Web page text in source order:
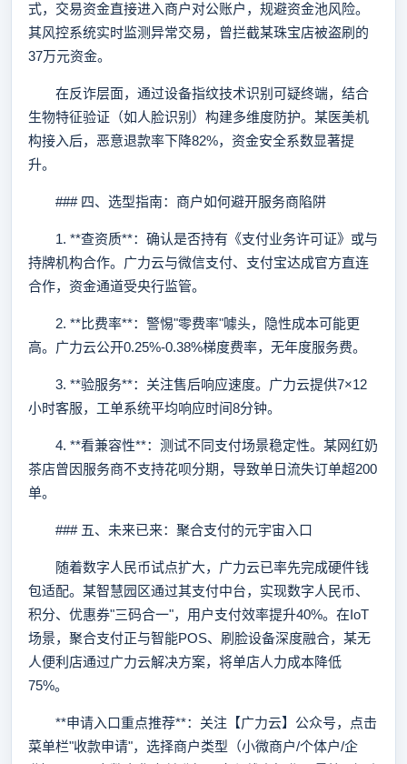
式，交易资金直接进入商户对公账户，规避资金池风险。
其风控系统实时监测异常交易，曾拦截某珠宝店被盗刷的
37万元资金。
在反诈层面，通过设备指纹技术识别可疑终端，结合
生物特征验证（如人脸识别）构建多维度防护。某医美机
构接入后，恶意退款率下降82%，资金安全系数显著提
升。
### 四、选型指南：商户如何避开服务商陷阱
1. **查资质**：确认是否持有《支付业务许可证》或与
持牌机构合作。广力云与微信支付、支付宝达成官方直连
合作，资金通道受央行监管。
2. **比费率**：警惕"零费率"噱头，隐性成本可能更
高。广力云公开0.25%-0.38%梯度费率，无年度服务费。
3. **验服务**：关注售后响应速度。广力云提供7×12
小时客服，工单系统平均响应时间8分钟。
4. **看兼容性**：测试不同支付场景稳定性。某网红奶
茶店曾因服务商不支持花呗分期，导致单日流失订单超200
单。
### 五、未来已来：聚合支付的元宇宙入口
随着数字人民币试点扩大，广力云已率先完成硬件钱
包适配。某智慧园区通过其支付中台，实现数字人民币、
积分、优惠券"三码合一"，用户支付效率提升40%。在IoT
场景，聚合支付正与智能POS、刷脸设备深度融合，某无
人便利店通过广力云解决方案，将单店人力成本降低
75%。
**申请入口重点推荐**：关注【广力云】公众号，点击
菜单栏"收款申请"，选择商户类型（小微商户/个体户/企